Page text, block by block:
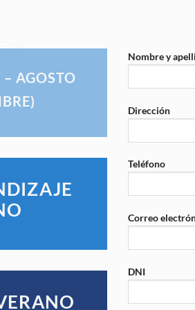
AGOSTO
Nombre y
Dirección
Teléfono
Correo
DNI